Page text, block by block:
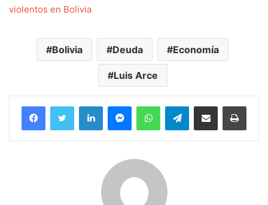
violentos en Bolivia
Bolivia Deuda Economía
Luis Arce
FacebookTwitter LinkedInMessengerWhatsAppTelegramCompartir por correo electrónico